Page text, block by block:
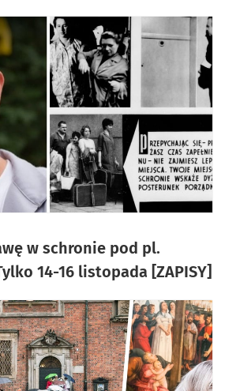
w schronie pod pl.
14-16 listopada [ZAPISY]